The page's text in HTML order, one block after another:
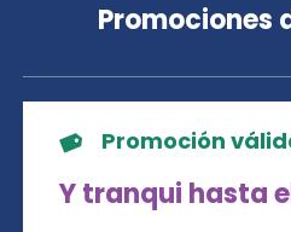
Promociones
Promoción
Y tranqui hasta